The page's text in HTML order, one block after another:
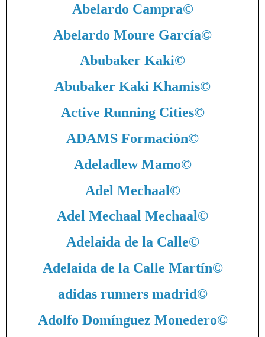
Abelardo Campra©
Abelardo Moure García©
Abubaker Kaki©
Abubaker Kaki Khamis©
Active Running Cities©
ADAMS Formación©
Adeladlew Mamo©
Adel Mechaal©
Adel Mechaal Mechaal©
Adelaida de la Calle©
Adelaida de la Calle Martín©
adidas runners madrid©
Adolfo Domínguez Monedero©